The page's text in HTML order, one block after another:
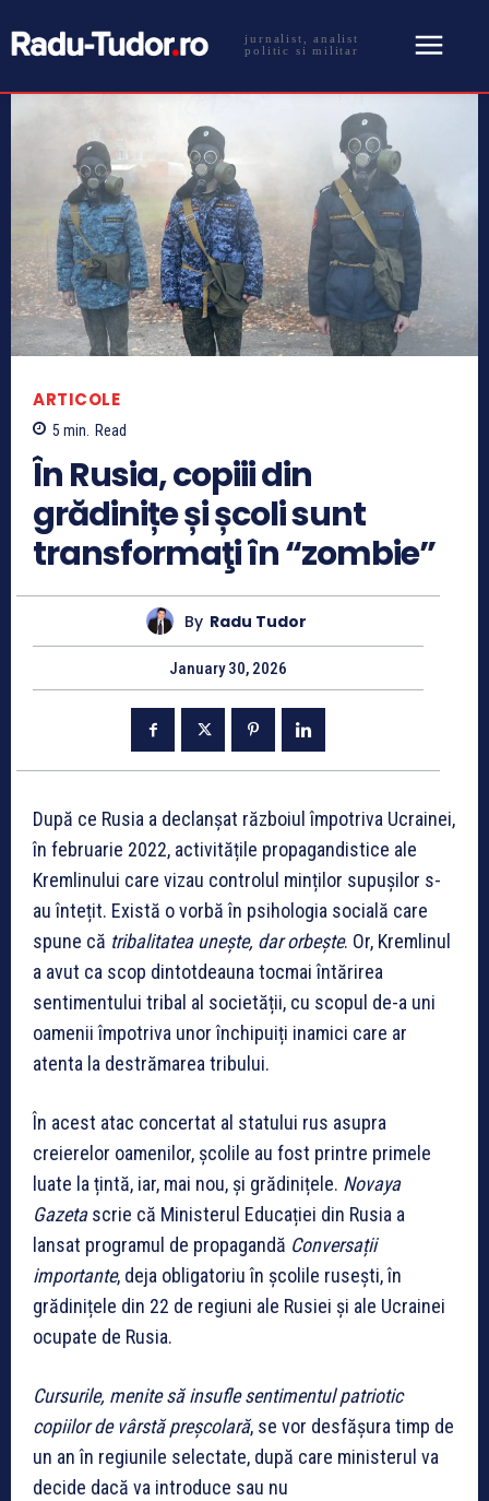
jurnalist, analist
politic si militar
ARTICOLE
5 min. Read
În Rusia, copiii din
grădinițe și școli sunt
transformaţi în “zombie”
By Radu Tudor
January 30, 2026
După ce Rusia a declanșat războiul împotriva Ucrainei,
în februarie 2022, activitățile propagandistice ale
Kremlinului care vizau controlul minților supușilor s-
au întețit. Există o vorbă în psihologia socială care
spune că tribalitatea unește, dar orbește. Or, Kremlinul
a avut ca scop dintotdeauna tocmai întărirea
sentimentului tribal al societății, cu scopul de-a uni
oamenii împotriva unor închipuiți inamici care ar
atenta la destrămarea tribului.
În acest atac concertat al statului rus asupra
creierelor oamenilor, școlile au fost printre primele
luate la țintă, iar, mai nou, și grădinițele. Novaya
Gazetascrie că Ministerul Educației din Rusia a
lansat programul de propagandă Conversații
importante, deja obligatoriu în școlile rusești, în
grădinițele din 22 de regiuni ale Rusiei și ale Ucrainei
ocupate de Rusia.
Cursurile, menite să insufle sentimentul patriotic
copiilor de vârstă preșcolară, se vor desfășura timp de
un an în regiunile selectate, după care ministerul va
decide dacă va introduce sau nu